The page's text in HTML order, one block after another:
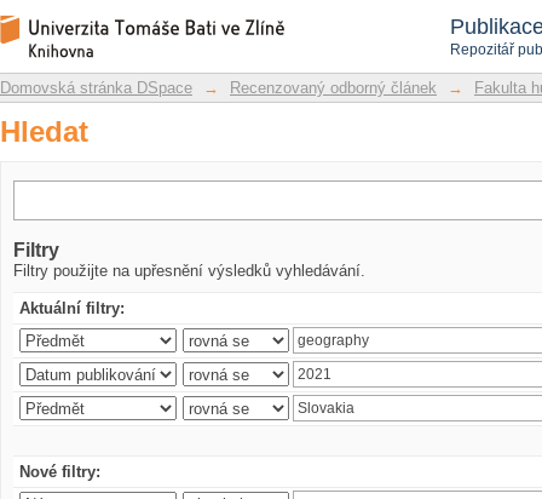
Repozitář
Hledat
Repozitář DSpace/Manakin
Domovská stránka DSpace → Recenzovaný odborný článek → Fakulta
Hledat
Filtry
Filtry použijte na upřesnění výsledků vyhledávání.
Aktuální filtry:
Nové filtry: